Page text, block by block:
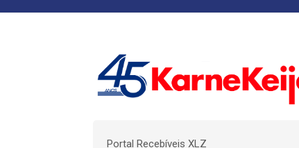
Portal Recebíveis XLZ